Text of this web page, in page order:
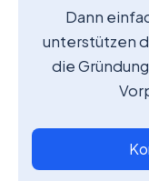
Dann
unterstützen
die